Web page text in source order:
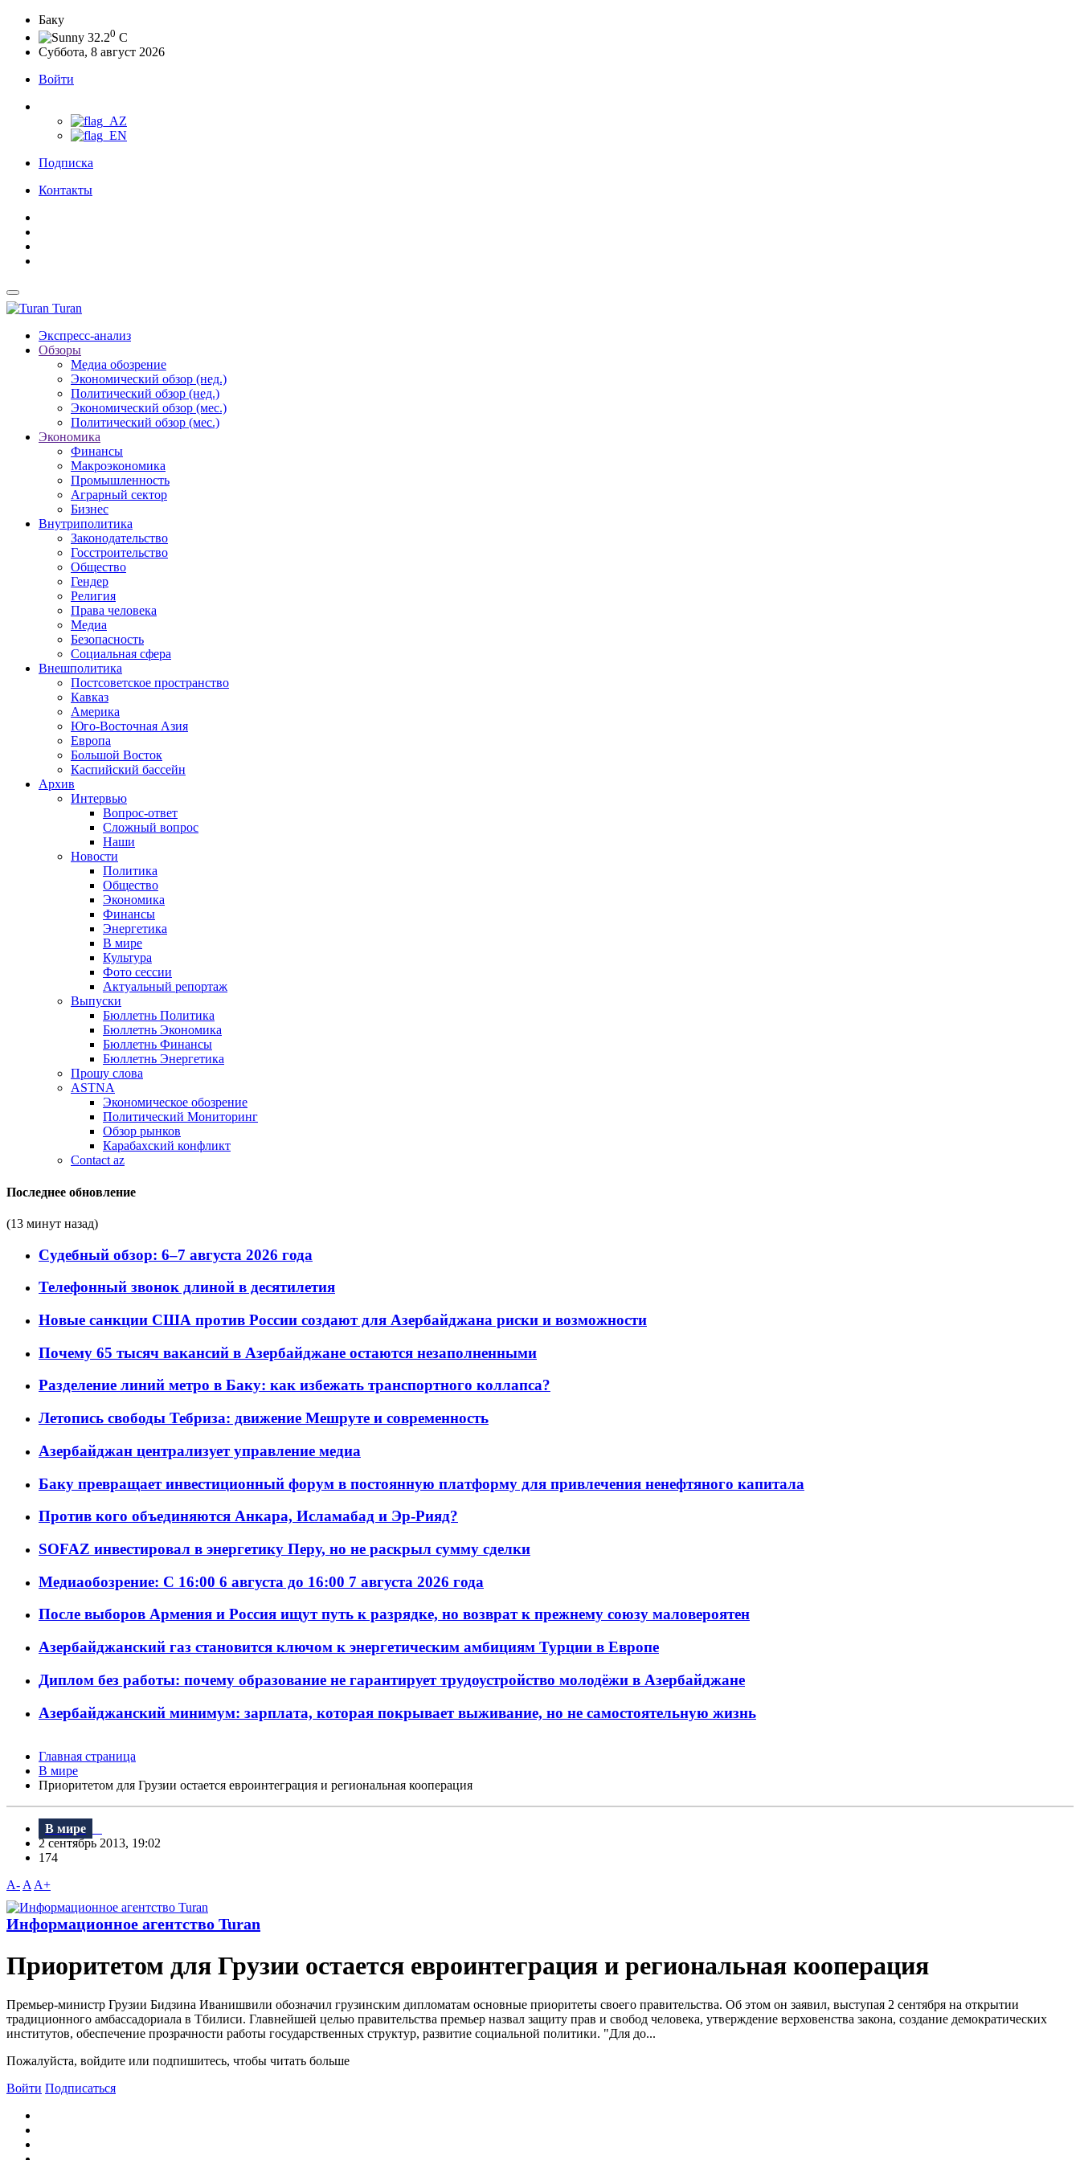
Баку
32.20 C
Суббота, 8 август 2026
Войти
Подписка
Контакты
Turan
Экспресс-анализ
Обзоры
Медиа обозрение
Экономический обзор (нед.)
Политический обзор (нед.)
Экономический обзор (мес.)
Политический обзор (мес.)
Экономика
Финансы
Макроэкономика
Промышленность
Аграрный сектор
Бизнес
Внутриполитика
Законодательство
Госстроительство
Общество
Гендер
Религия
Права человека
Медиа
Безопасность
Социальная сфера
Внешполитика
Постсоветское пространство
Кавказ
Америка
Юго-Восточная Азия
Европа
Большой Восток
Каспийский бассейн
Архив
Интервью
Вопрос-ответ
Сложный вопрос
Наши
Новости
Политика
Общество
Экономика
Финансы
Энергетика
В мире
Культура
Фото сессии
Актуальный репортаж
Выпуски
Бюллетнь Политика
Бюллетнь Экономика
Бюллетнь Финансы
Бюллетнь Энергетика
Прошу слова
ASTNA
Экономическое обозрение
Политический Мониторинг
Обзор рынков
Карабахский конфликт
Contact az
Последнее обновление
(13 минут назад)
Судебный обзор: 6–7 августа 2026 года
Телефонный звонок длиной в десятилетия
Новые санкции США против России создают для Азербайджана риски и возможности
Почему 65 тысяч вакансий в Азербайджане остаются незаполненными
Разделение линий метро в Баку: как избежать транспортного коллапса?
Летопись свободы Тебриза: движение Мешруте и современность
Азербайджан централизует управление медиа
Баку превращает инвестиционный форум в постоянную платформу для привлечения ненефтяного капитала
Против кого объединяются Анкара, Исламабад и Эр-Рияд?
SOFAZ инвестировал в энергетику Перу, но не раскрыл сумму сделки
Медиаобозрение: С 16:00 6 августа до 16:00 7 августа 2026 года
После выборов Армения и Россия ищут путь к разрядке, но возврат к прежнему союзу маловероятен
Азербайджанский газ становится ключом к энергетическим амбициям Турции в Европе
Диплом без работы: почему образование не гарантирует трудоустройство молодёжи в Азербайджане
Азербайджанский минимум: зарплата, которая покрывает выживание, но не самостоятельную жизнь
Главная страница
В мире
Приоритетом для Грузии остается евроинтеграция и региональная кооперация
В мире
2 сентябрь 2013, 19:02
174
A- A A+
Информационное агентство Turan
Приоритетом для Грузии остается евроинтеграция и региональная кооперация
Премьер-министр Грузии Бидзина Иванишвили обозначил грузинским дипломатам основные приоритеты своего правительства. Об этом он заявил, выступая 2 сентября на открытии
традиционного амбассадориала в Тбилиси. Главнейшей целью правительства премьер назвал защиту прав и свобод человека, утверждение верховенства закона, создание демократических
институтов, обеспечение прозрачности работы государственных структур, развитие социальной политики. "Для до...
Пожалуйста, войдите или подпишитесь, чтобы читать больше
Войти Подписаться